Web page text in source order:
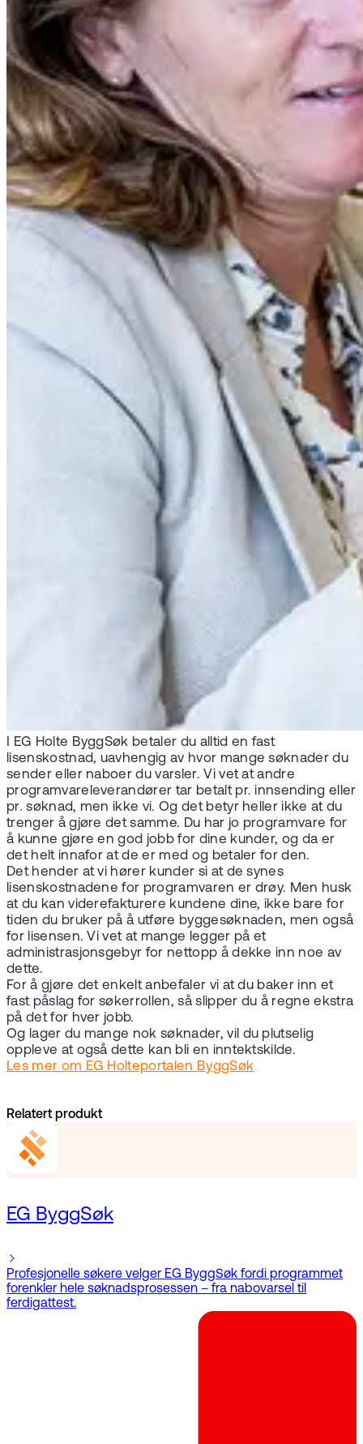
I EG Holte ByggSøk betaler du alltid en fast
lisenskostnad, uavhengig av hvor mange søknader du
sender eller naboer du varsler. Vi vet at andre
programvareleverandører tar betalt pr. innsending eller
pr. søknad, men ikke vi. Og det betyr heller ikke at du
trenger å gjøre det samme. Du har jo programvare for
å kunne gjøre en god jobb for dine kunder, og da er
det helt innafor at de er med og betaler for den.
Det hender at vi hører kunder si at de synes
lisenskostnadene for programvaren er drøy. Men husk
at du kan viderefakturere kundene dine, ikke bare for
tiden du bruker på å utføre byggesøknaden, men også
for lisensen. Vi vet at mange legger på et
administrasjonsgebyr for nettopp å dekke inn noe av
dette.
For å gjøre det enkelt anbefaler vi at du baker inn et
fast påslag for søkerrollen, så slipper du å regne ekstra
på det for hver jobb.
Og lager du mange nok søknader, vil du plutselig
oppleve at også dette kan bli en inntektskilde.
Les mer om EG Holteportalen ByggSøk
Relatert produkt
EG ByggSøk
Profesjonelle søkere velger EG ByggSøk fordi programmet
forenkler hele søknadsprosessen – fra nabovarsel til
ferdigattest.